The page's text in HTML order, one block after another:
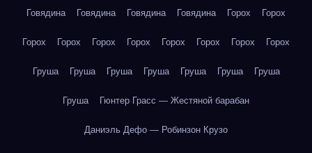
Говядина Говядина Говядина Говядина Горох Горох
Горох Горох Горох Горох Горох Горох Горох Горох
Груша Груша Груша Груша Груша Груша Груша
Груша Гюнтер Грасс — Жестяной барабан
Даниэль Дефо — Робинзон Крузо